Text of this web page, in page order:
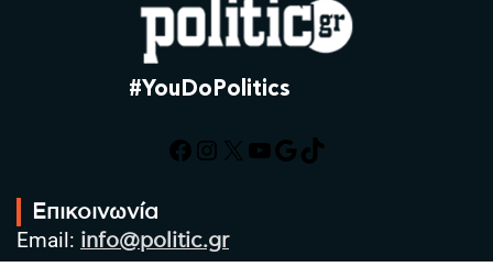
#YouDoPolitics
Facebook
Instagram
X YouTube
Google
TikTok
Επικοινωνία
Email: info@politic.gr
Τηλ: